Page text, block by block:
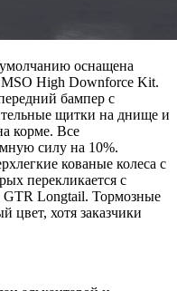
оснащена
High Downforce Kit.
бампер с
щитки на днище и
корме. Все
силу на 10%.
кованые колеса с
перекликается с
GTR Longtail. Тормозные
цвет, хотя заказчики